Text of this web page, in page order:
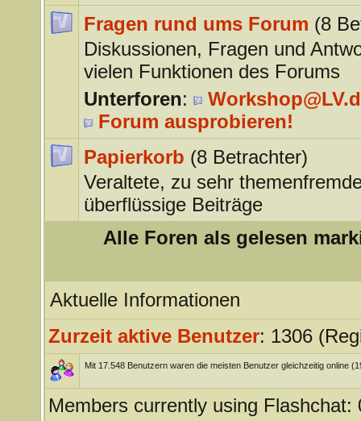
Fragen rund ums Forum (8
Diskussionen, Fragen und
vielen Funktionen des Forums
Unterforen:
Forum ausprobieren!
Papierkorb (8 Betrachter)
Veraltete, zu sehr
überflüssige Beiträge
Alle Foren als gelesen
Aktuelle Informationen
Zurzeit aktive Benutzer: 1306
Mit 17.548 Benutzern waren die meisten Benutzer gleichzeitig online
Members currently using Flashchat: